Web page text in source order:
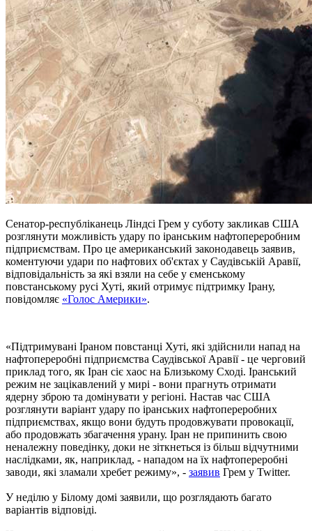
Сенатор-республіканець Ліндсі Грем у суботу закликав США
розглянути можливість удару по іранським нафтопереробним
підприємствам. Про це американський законодавець заявив,
коментуючи удари по нафтових об'єктах у Саудівській Аравії,
відповідальність за які взяли на себе у єменському
повстанському русі Хуті, який отримує підтримку Ірану,
повідомляє «Голос Америки».
«Підтримувані Іраном повстанці Хуті, які здійснили напад на
нафтопереробні підприємства Саудівської Аравії - це черговий
приклад того, як Іран сіє хаос на Близькому Сході. Іранський
режим не зацікавлений у мирі - вони прагнуть отримати
ядерну зброю та домінувати у регіоні. Настав час США
розглянути варіант удару по іранських нафтопереробних
підприємствах, якщо вони будуть продовжувати провокації,
або продовжать збагачення урану. Іран не припинить свою
неналежну поведінку, доки не зіткнеться із більш відчутними
наслідками, як, наприклад, - нападом на їх нафтопереробні
заводи, які зламали хребет режиму», - заявив Грем у Twitter.
У неділю у Білому домі заявили, що розглядають багато
варіантів відповіді.